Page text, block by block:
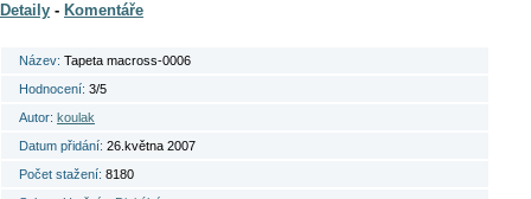
Detaily - Komentáře
Název: Tapeta macross-0006
Hodnocení: 3/5
Autor: koulak
Datum přidání: 26.května 2007
Počet stažení: 8180